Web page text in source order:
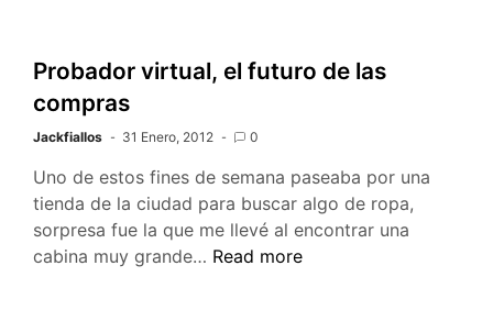
Probador virtual, el futuro de las
compras
Jackfiallos 31 Enero, 2012 0
Uno de estos fines de semana paseaba por una
tienda de la ciudad para buscar algo de ropa,
sorpresa fue la que me llevé al encontrar una
cabina muy grande… Probador
Read more